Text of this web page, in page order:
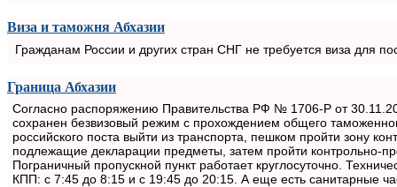
Виза и таможня Абхазии
Гражданам России и других стран СНГ не требуется виза для
Граница Абхазии
Согласно распоряжению Правительства РФ № 1706-Р от
сохранен безвизовый режим с прохождением общего
российского поста выйти из транспорта, пешком пройти зону
подлежащие декларации предметы, затем пройти контрольно-
Пограничный пропускной пункт работает круглосуточно.
КПП: с 7:45 до 8:15 и с 19:45 до 20:15. А еще есть санитарные